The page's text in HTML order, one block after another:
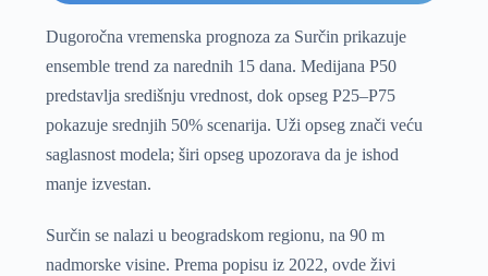
Dugoročna vremenska prognoza za Surčin prikazuje
ensemble trend za narednih 15 dana. Medijana P50
predstavlja središnju vrednost, dok opseg P25–P75
pokazuje srednjih 50% scenarija. Uži opseg znači veću
saglasnost modela; širi opseg upozorava da je ishod
manje izvestan.
Surčin se nalazi u beogradskom regionu, na 90 m
nadmorske visine. Prema popisu iz 2022, ovde živi